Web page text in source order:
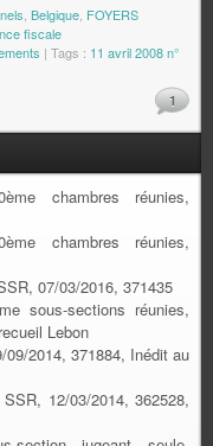
Belgique FOYERS
fiscale
| Tags : 11 avril 2008 n°
1
chambres réunies,
chambres réunies,
07/03/2016, 371435
sous-sections réunies,
Lebon
2014, 371884, Inédit au
12/03/2014, 362528,